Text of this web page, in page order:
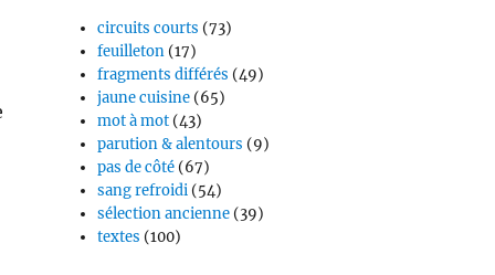
circuits courts (73)
feuilleton (17)
fragments différés (49)
jaune cuisine (65)
mot à mot (43)
parution & alentours (9)
pas de côté (67)
sang refroidi (54)
sélection ancienne (39)
textes (100)